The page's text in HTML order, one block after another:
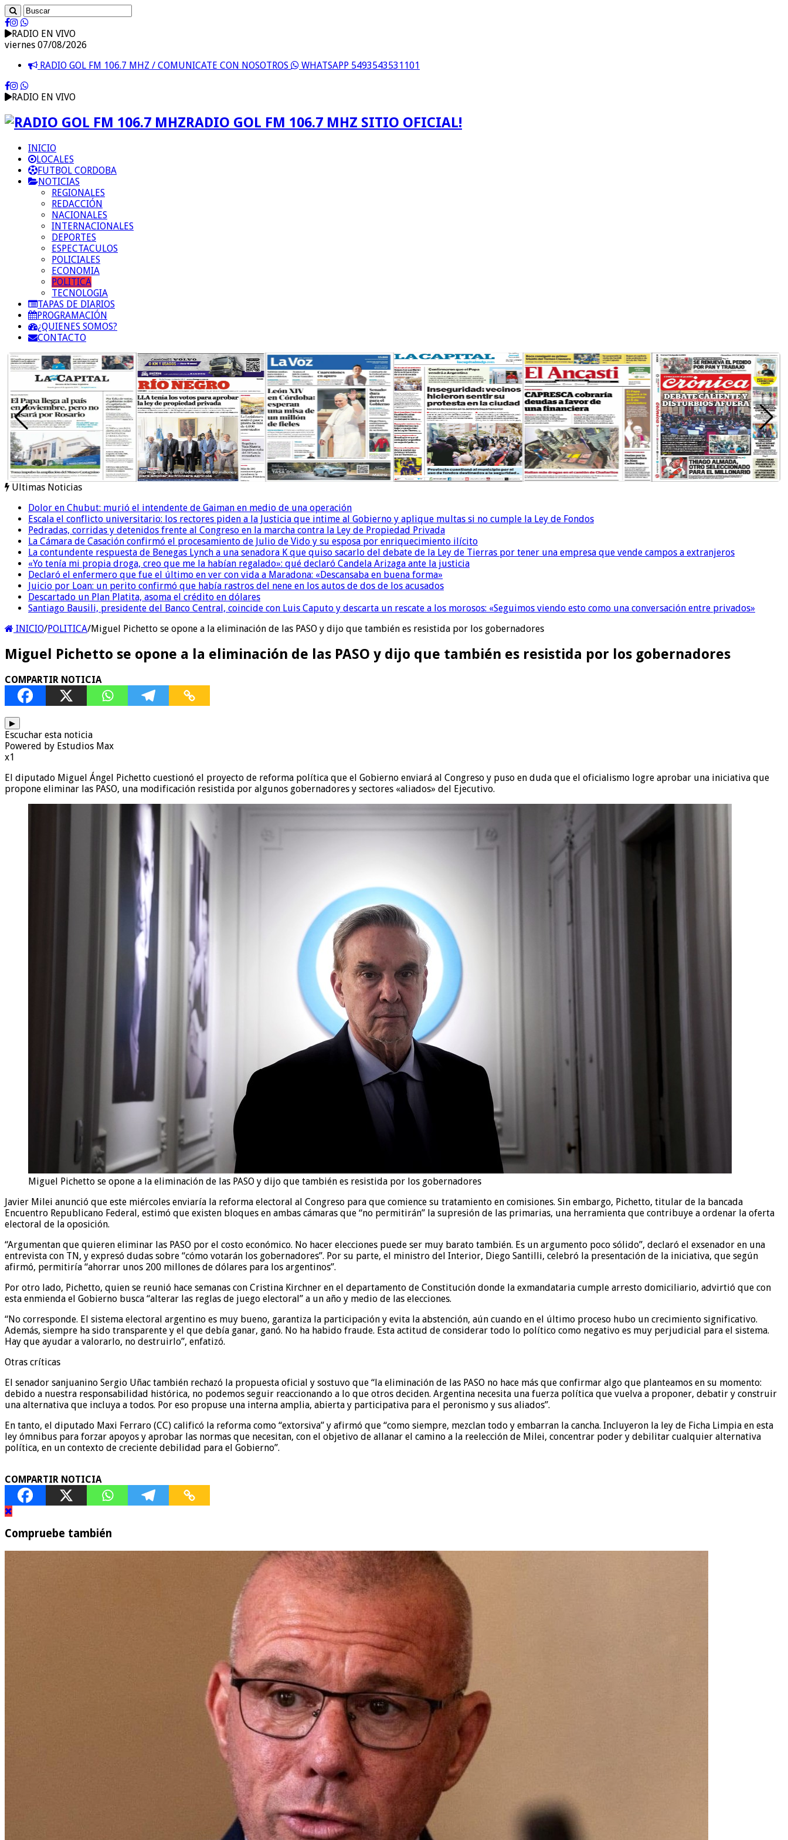
RADIO EN VIVO
viernes 07/08/2026
RADIO GOL FM 106.7 MHZ / COMUNICATE CON NOSOTROS
WHATSAPP 5493543531101
RADIO EN VIVO
RADIO GOL FM 106.7 MHZ SITIO OFICIAL!
INICIO
LOCALES
FUTBOL CORDOBA
NOTICIAS
REGIONALES
REDACCIÓN
NACIONALES
INTERNACIONALES
DEPORTES
ESPECTACULOS
POLICIALES
ECONOMIA
POLITICA
TECNOLOGIA
TAPAS DE DIARIOS
PROGRAMACIÓN
¿QUIENES SOMOS?
CONTACTO
Ultimas Noticias
Dolor en Chubut: murió el intendente de Gaiman en medio de una operación
Escala el conflicto universitario: los rectores piden a la Justicia que intime al Gobierno y aplique multas si no cumple la Ley de Fondos
Pedradas, corridas y detenidos frente al Congreso en la marcha contra la Ley de Propiedad Privada
La Cámara de Casación confirmó el procesamiento de Julio de Vido y su esposa por enriquecimiento ilícito
La contundente respuesta de Benegas Lynch a una senadora K que quiso sacarlo del debate de la Ley de Tierras por tener una empresa que vende campos a extranjeros
«Yo tenía mi propia droga, creo que me la habían regalado»: qué declaró Candela Arizaga ante la justicia
Declaró el enfermero que fue el último en ver con vida a Maradona: «Descansaba en buena forma»
Juicio por Loan: un perito confirmó que había rastros del nene en los autos de dos de los acusados
Descartado un Plan Platita, asoma el crédito en dólares
Santiago Bausili, presidente del Banco Central, coincide con Luis Caputo y descarta un rescate a los morosos: «Seguimos viendo esto como una conversación entre privados»
INICIO/POLITICA/Miguel Pichetto se opone a la eliminación de las PASO y dijo que también es resistida por los gobernadores
Miguel Pichetto se opone a la eliminación de las PASO y dijo que también es resistida por los gobernadores
COMPARTIR NOTICIA
▶
Escuchar esta noticia
Powered by Estudios Max
x1
El diputado Miguel Ángel Pichetto cuestionó el proyecto de reforma política que el Gobierno enviará al Congreso y puso en duda que el oficialismo logre aprobar una iniciativa que
propone eliminar las PASO, una modificación resistida por algunos gobernadores y sectores «aliados» del Ejecutivo.
Miguel Pichetto se opone a la eliminación de las PASO y dijo que también es resistida por los gobernadores
Javier Milei anunció que este miércoles enviaría la reforma electoral al Congreso para que comience su tratamiento en comisiones. Sin embargo, Pichetto, titular de la bancada
Encuentro Republicano Federal, estimó que existen bloques en ambas cámaras que “no permitirán” la supresión de las primarias, una herramienta que contribuye a ordenar la oferta
electoral de la oposición.
“Argumentan que quieren eliminar las PASO por el costo económico. No hacer elecciones puede ser muy barato también. Es un argumento poco sólido”, declaró el exsenador en una
entrevista con TN, y expresó dudas sobre “cómo votarán los gobernadores”. Por su parte, el ministro del Interior, Diego Santilli, celebró la presentación de la iniciativa, que según
afirmó, permitiría “ahorrar unos 200 millones de dólares para los argentinos”.
Por otro lado, Pichetto, quien se reunió hace semanas con Cristina Kirchner en el departamento de Constitución donde la exmandataria cumple arresto domiciliario, advirtió que con
esta enmienda el Gobierno busca “alterar las reglas de juego electoral” a un año y medio de las elecciones.
“No corresponde. El sistema electoral argentino es muy bueno, garantiza la participación y evita la abstención, aún cuando en el último proceso hubo un crecimiento significativo.
Además, siempre ha sido transparente y el que debía ganar, ganó. No ha habido fraude. Esta actitud de considerar todo lo político como negativo es muy perjudicial para el sistema.
Hay que ayudar a valorarlo, no destruirlo”, enfatizó.
Otras críticas
El senador sanjuanino Sergio Uñac también rechazó la propuesta oficial y sostuvo que “la eliminación de las PASO no hace más que confirmar algo que planteamos en su momento:
debido a nuestra responsabilidad histórica, no podemos seguir reaccionando a lo que otros deciden. Argentina necesita una fuerza política que vuelva a proponer, debatir y construir
una alternativa que incluya a todos. Por eso propuse una interna amplia, abierta y participativa para el peronismo y sus aliados”.
En tanto, el diputado Maxi Ferraro (CC) calificó la reforma como “extorsiva” y afirmó que “como siempre, mezclan todo y embarran la cancha. Incluyeron la ley de Ficha Limpia en esta
ley ómnibus para forzar apoyos y aprobar las normas que necesitan, con el objetivo de allanar el camino a la reelección de Milei, concentrar poder y debilitar cualquier alternativa
política, en un contexto de creciente debilidad para el Gobierno”.
COMPARTIR NOTICIA
Compruebe también